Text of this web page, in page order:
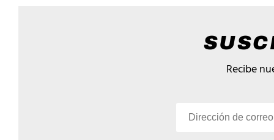
Recibe